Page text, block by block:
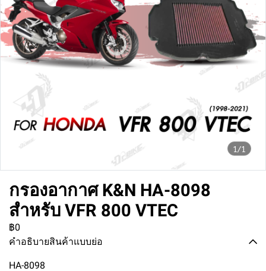
1/1
กรองอากาศ K&N HA-8098
สำหรับ VFR 800 VTEC
฿0
คำอธิบายสินค้าแบบย่อ
HA-8098